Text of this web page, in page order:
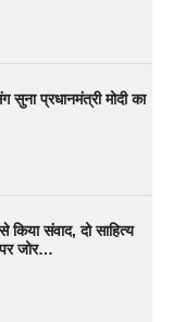
सुना प्रधानमंत्री मोदी का
किया संवाद, दो साहित्य
पर जोर…